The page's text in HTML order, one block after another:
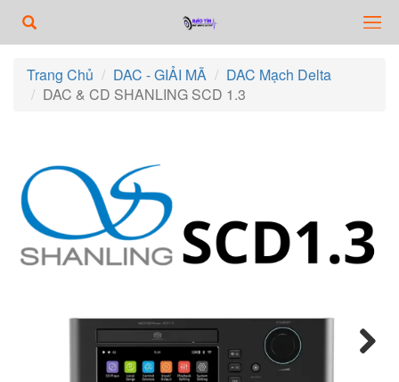
Trang Chủ DAC - GIẢI MÃ
DAC Mạch Delta
DAC & CD SHANLING SCD 1.3